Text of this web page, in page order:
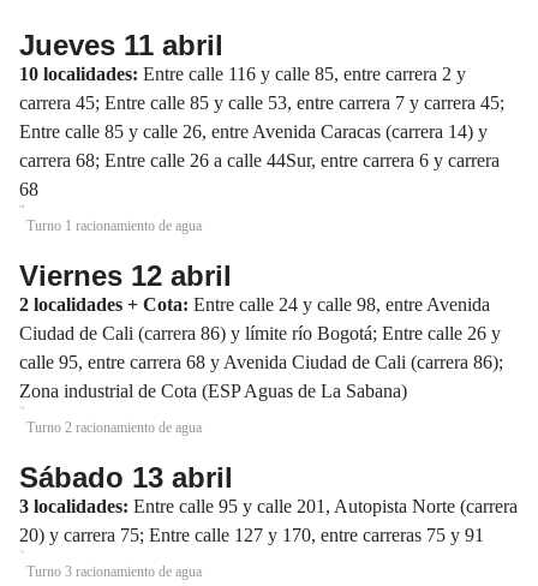
Jueves 11 abril
10 localidades: Entre calle 116 y calle 85, entre carrera 2 y
carrera 45; Entre calle 85 y calle 53, entre carrera 7 y carrera 45;
Entre calle 85 y calle 26, entre Avenida Caracas (carrera 14) y
carrera 68; Entre calle 26 a calle 44Sur, entre carrera 6 y carrera
68
Turno 1 racionamiento de agua
Viernes 12 abril
2 localidades + Cota: Entre calle 24 y calle 98, entre Avenida
Ciudad de Cali (carrera 86) y límite río Bogotá; Entre calle 26 y
calle 95, entre carrera 68 y Avenida Ciudad de Cali (carrera 86);
Zona industrial de Cota (ESP Aguas de La Sabana)
Turno 2 racionamiento de agua
Sábado 13 abril
3 localidades: Entre calle 95 y calle 201, Autopista Norte (carrera
20) y carrera 75; Entre calle 127 y 170, entre carreras 75 y 91
Turno 3 racionamiento de agua